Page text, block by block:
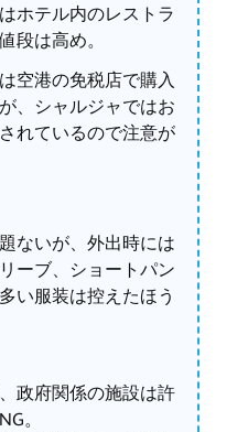
ホテル内のレストラ
段は高め。
空港の免税店で購入
、シャルジャではお
れているので注意が
ないが、外出時には
ーブ、ショートパン
い服装は控えたほう
政府関係の施設は許
。